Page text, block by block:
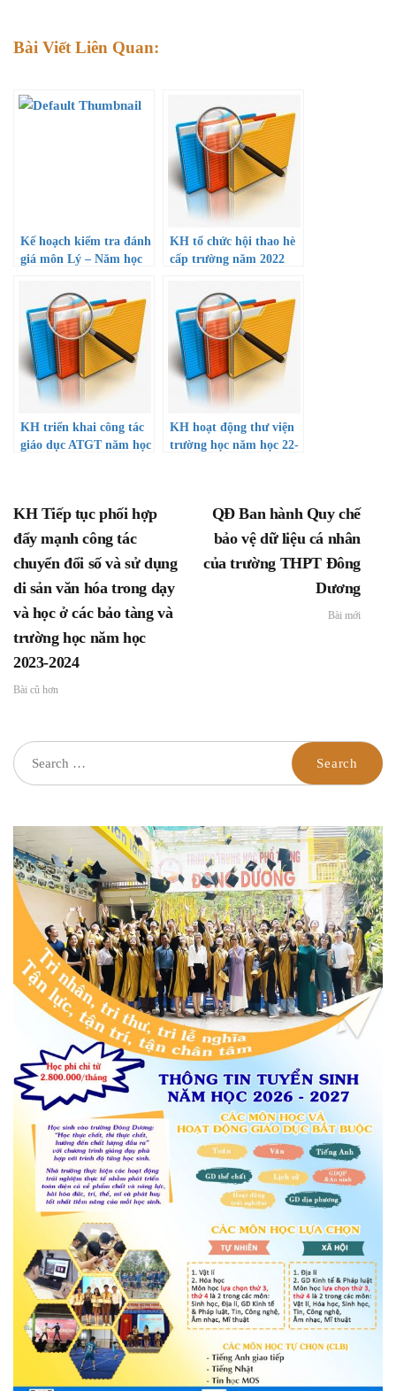
Bài Viết Liên Quan:
Kế hoạch kiểm tra đánh
giá môn Lý – Năm học
KH tổ chức hội thao hè
cấp trường năm 2022
KH triển khai công tác
giáo dục ATGT năm học
KH hoạt động thư viện
trường học năm học 22-
KH Tiếp tục phối hợp
đẩy mạnh công tác
chuyển đổi số và sử dụng
di sản văn hóa trong dạy
và học ở các bảo tàng và
trường học năm học
2023-2024
Bài cũ hơn
QĐ Ban hành Quy chế
bảo vệ dữ liệu cá nhân
của trường THPT Đông
Dương
Bài mới